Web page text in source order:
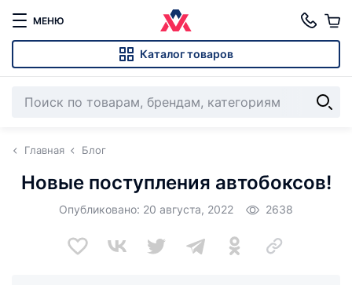
МЕНЮ
Каталог товаров
Главная Блог
Новые поступления автобоксов!
Опубликовано: 20 августа, 2022 2638